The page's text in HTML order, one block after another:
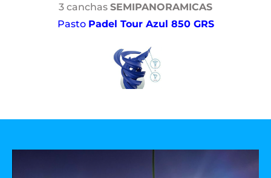
3 canchas SEMIPANORAMICAS
Pasto Padel Tour Azul 850 GRS